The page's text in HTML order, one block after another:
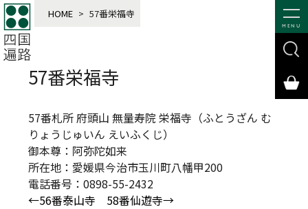
MENU
HOME > 57番栄福寺
57番栄福寺
57番札所 府頭山 無量寿院 栄福寺（ふとうざん む
りょうじゅいん えいふくじ）
御本尊：阿弥陀如来
所在地：愛媛県今治市玉川町八幡甲200
電話番号：0898-55-2432
←56番泰山寺
58番仙遊寺→